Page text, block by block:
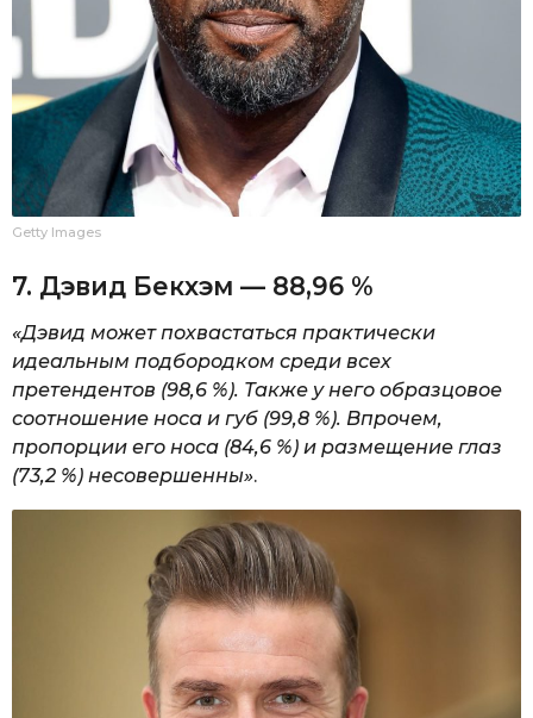
Getty Images
7. Дэвид Бекхэм — 88,96 %
«Дэвид может похвастаться практически
идеальным подбородком среди всех
претендентов (98,6 %). Также у него образцовое
соотношение носа и губ (99,8 %). Впрочем,
пропорции его носа (84,6 %) и размещение глаз
(73,2 %) несовершенны».